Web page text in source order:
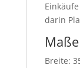
darin
Maße
Breite: